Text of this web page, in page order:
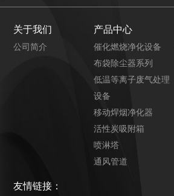
关于我们
公司简介
产品中心
催化燃烧净化设备
布袋除尘器系列
低温等离子废气处理
设备
移动焊烟净化器
活性炭吸附箱
喷淋塔
通风管道
友情链接：